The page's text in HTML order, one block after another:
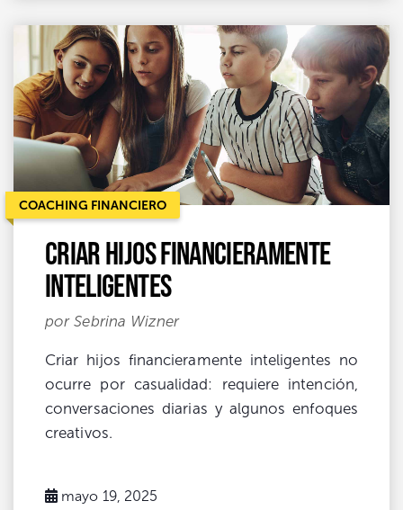
COACHING FINANCIERO
Criar Hijos Financieramente
Inteligentes
por Sebrina Wizner
Criar hijos financieramente inteligentes no
ocurre por casualidad: requiere intención,
conversaciones diarias y algunos enfoques
creativos.
mayo 19, 2025